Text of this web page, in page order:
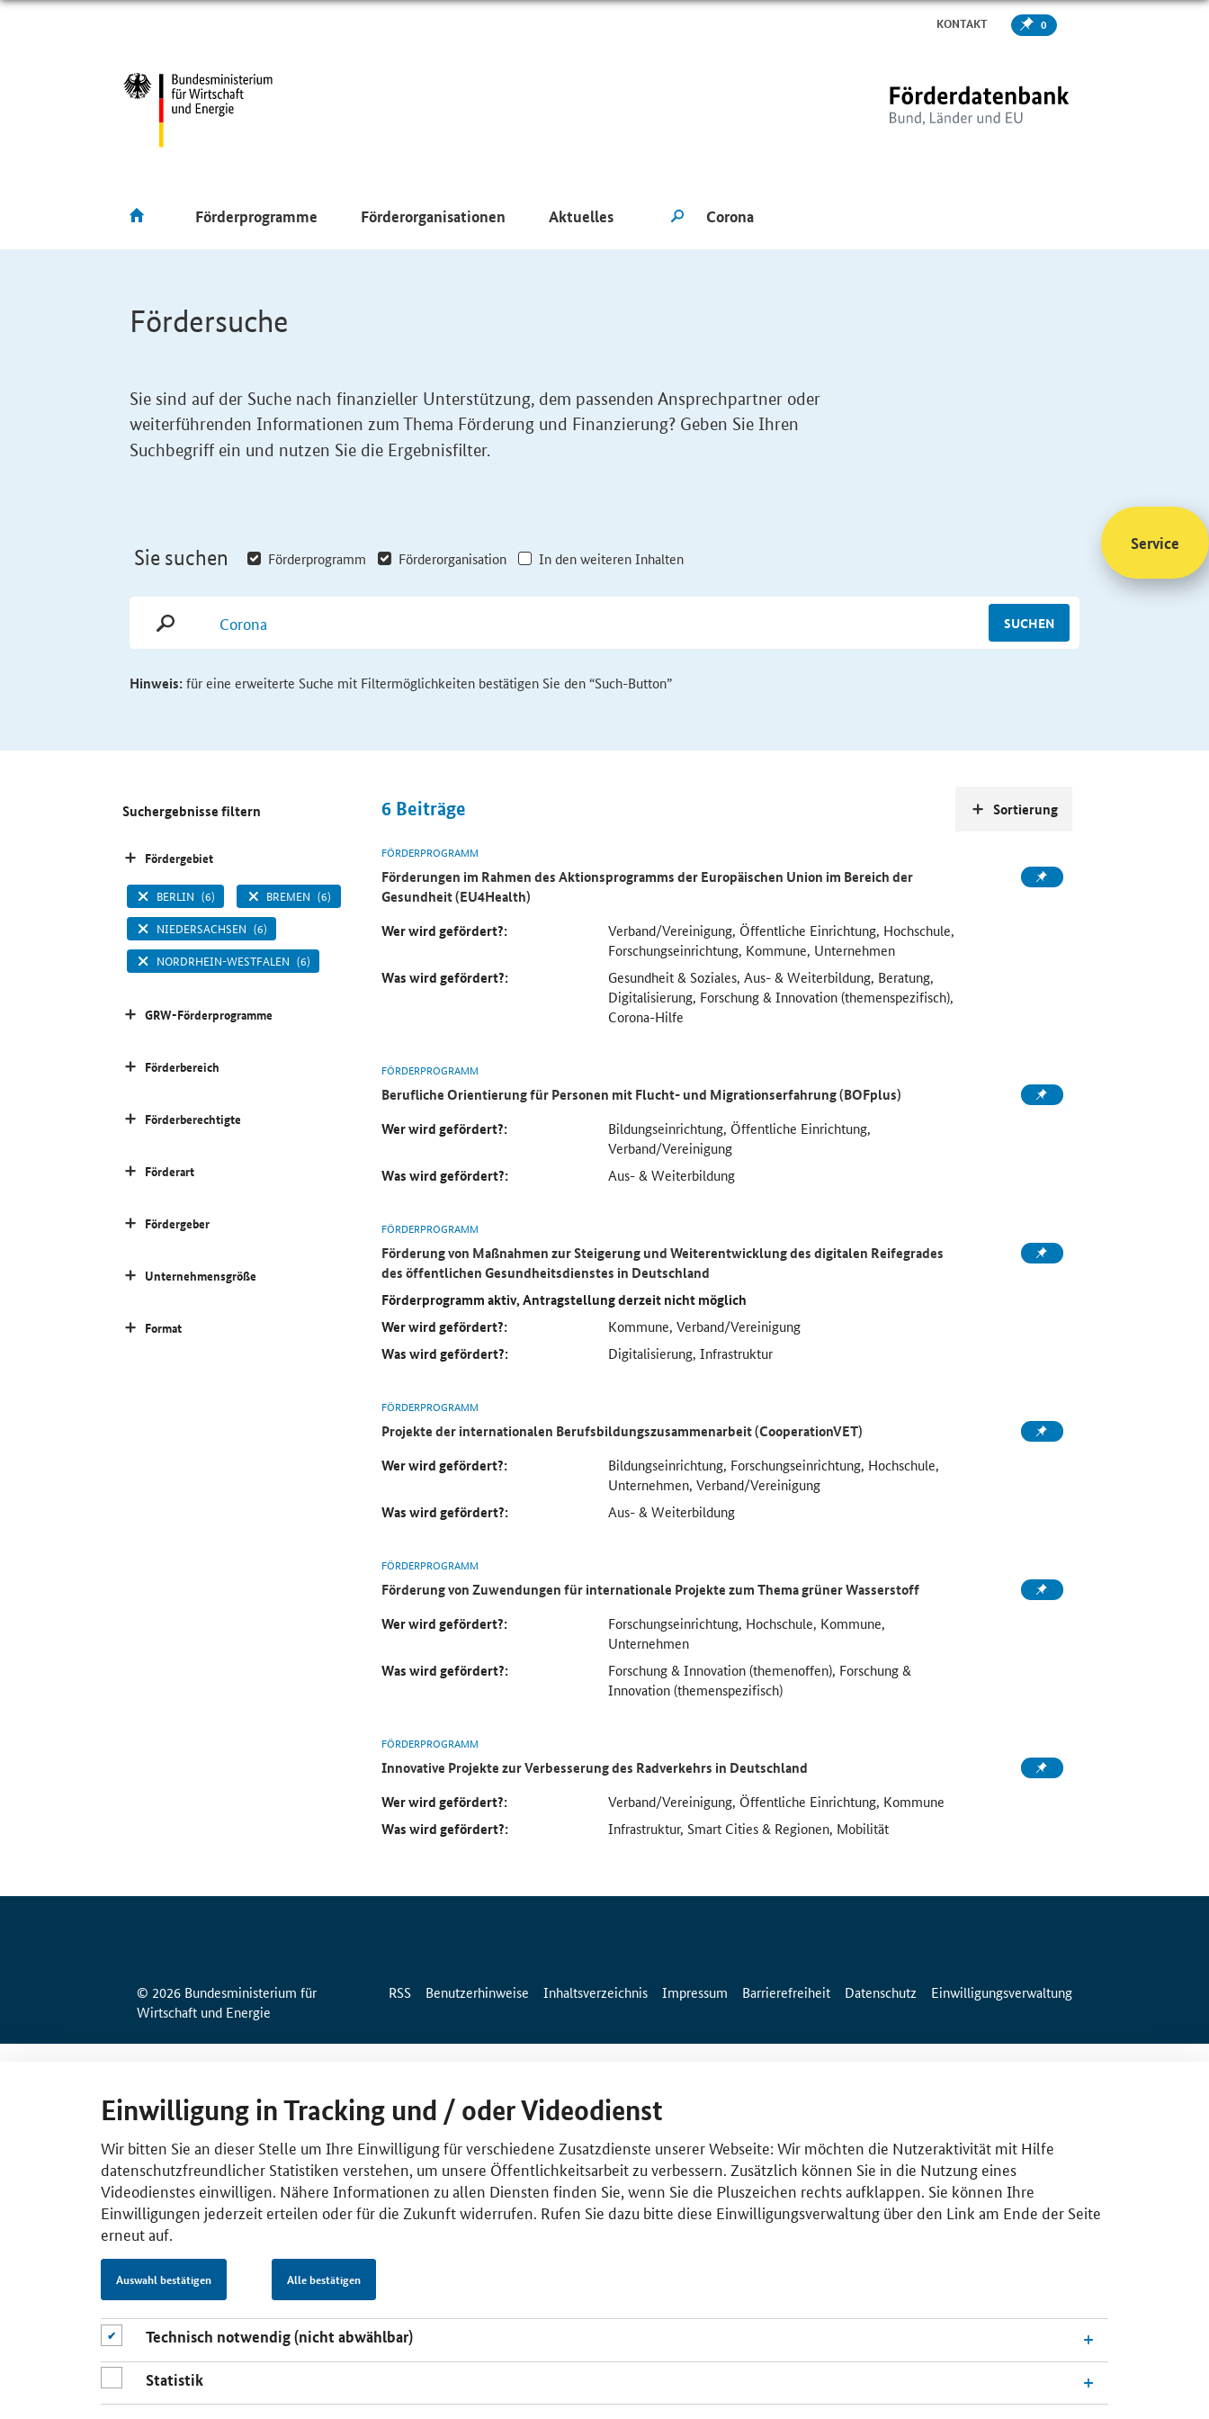
KONTAKT 0
Förderprogramme Förderorganisationen Aktuelles
Fördersuche
Sie sind auf der Suche nach finanzieller Unterstützung, dem passenden Ansprechpartner oder
weiterführenden Informationen zum Thema Förderung und Finanzierung? Geben Sie Ihren
Suchbegriff ein und nutzen Sie die Ergebnisfilter.
Sie suchen Förderprogramm Förderorganisation In den weiteren Inhalten
SUCHEN
Hinweis:für eine erweiterte Suche mit Filtermöglichkeiten bestätigen Sie den “Such-Button”
6 Beiträge
FÖRDERPROGRAMM
Förderungen im Rahmen des Aktionsprogramms der Europäischen Union im Bereich der
Gesundheit (EU4Health)
Wer wird gefördert?:
Verband/Vereinigung, Öffentliche Einrichtung, Hochschule,
Forschungseinrichtung, Kommune, Unternehmen
Was wird gefördert?:
Gesundheit & Soziales, Aus- & Weiterbildung, Beratung,
Digitalisierung, Forschung & Innovation (themenspezifisch),
Corona-Hilfe
FÖRDERPROGRAMM
Berufliche Orientierung für Personen mit Flucht- und Migrationserfahrung (BOFplus)
Wer wird gefördert?:
Bildungseinrichtung, Öffentliche Einrichtung,
Verband/Vereinigung
Was wird gefördert?: Aus- & Weiterbildung
FÖRDERPROGRAMM
Förderung von Maßnahmen zur Steigerung und Weiterentwicklung des digitalen Reifegrades
des öffentlichen Gesundheitsdienstes in Deutschland
Förderprogramm aktiv, Antragstellung derzeit nicht möglich
Wer wird gefördert?:
Kommune, Verband/Vereinigung
Was wird gefördert?: Digitalisierung, Infrastruktur
FÖRDERPROGRAMM
Projekte der internationalen Berufsbildungszusammenarbeit (CooperationVET)
Wer wird gefördert?:
Bildungseinrichtung, Forschungseinrichtung, Hochschule,
Unternehmen, Verband/Vereinigung
Was wird gefördert?: Aus- & Weiterbildung
FÖRDERPROGRAMM
Förderung von Zuwendungen für internationale Projekte zum Thema grüner Wasserstoff
Wer wird gefördert?:
Forschungseinrichtung, Hochschule, Kommune,
Unternehmen
Was wird gefördert?:
Forschung & Innovation (themenoffen), Forschung &
Innovation (themenspezifisch)
FÖRDERPROGRAMM
Innovative Projekte zur Verbesserung des Radverkehrs in Deutschland
Wer wird gefördert?:
Verband/Vereinigung, Öffentliche Einrichtung, Kommune
Was wird gefördert?: Infrastruktur, Smart Cities & Regionen, Mobilität
Sortierung
Suchergebnisse filtern
Fördergebiet
BERLIN (6) BREMEN (6)
NIEDERSACHSEN (6)
NORDRHEIN-WESTFALEN (6)
GRW-Förderprogramme
Förderbereich
Förderberechtigte
Förderart
Fördergeber
Unternehmensgröße
Format
Service
© 2026 Bundesministerium für
Wirtschaft und Energie
RSS Benutzerhinweise Inhaltsverzeichnis Impressum Barrierefreiheit Datenschutz Einwilligungsverwaltung
Einwilligung in Tracking und / oder Videodienst
Wir bitten Sie an dieser Stelle um Ihre Einwilligung für verschiedene Zusatzdienste unserer Webseite: Wir möchten die Nutzeraktivität mit Hilfe
datenschutzfreundlicher Statistiken verstehen, um unsere Öffentlichkeitsarbeit zu verbessern. Zusätzlich können Sie in die Nutzung eines
Videodienstes einwilligen. Nähere Informationen zu allen Diensten finden Sie, wenn Sie die Pluszeichen rechts aufklappen. Sie können Ihre
Einwilligungen jederzeit erteilen oder für die Zukunft widerrufen. Rufen Sie dazu bitte diese Einwilligungsverwaltung über den Link am Ende der Seite
erneut auf.
Auswahl bestätigen Alle bestätigen
Technisch notwendig (nicht abwählbar)
Statistik